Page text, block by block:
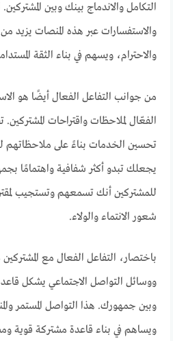
التكامل والاندماج بينك وبين
والاستفسارات عبر هذه المنصات يزيد
والاحترام، ويسهم في بناء الثقة
من جوانب التفاعل الفعال أيضًا هو
الفعّال لملاحظات واقتراحات
تحسين الخدمات بناءً على ملاحظاتهم
يجعلك تبدو أكثر شفافية واهتمامًا
للمشتركين أنك تسمعهم وتستجيب
شعور الانتماء والولاء.
باختصار، التفاعل الفعال مع
ووسائل التواصل الاجتماعي يشكل
وبين جمهورك. هذا التواصل المستمر
ويساهم في بناء قاعدة مشتركة قوية